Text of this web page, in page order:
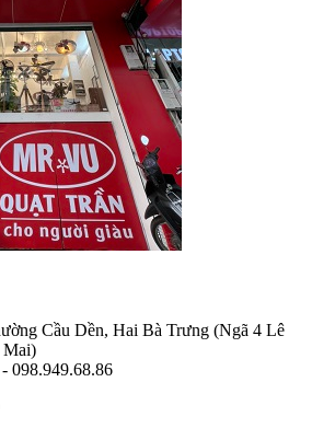
Cầu Dền, Hai Bà Trưng (Ngã 4 Lê
Mai)
098.949.68.86